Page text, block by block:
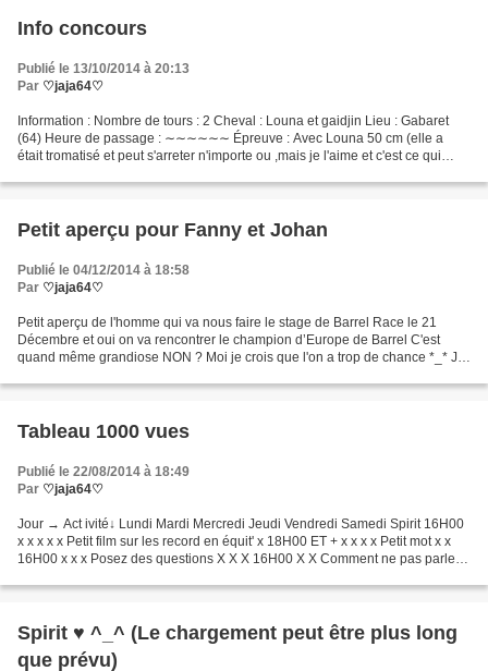
Info concours
Publié le 13/10/2014 à 20:13
Par ♡jaja64♡
Information : Nombre de tours : 2 Cheval : Louna et gaidjin Lieu : Gabaret
(64) Heure de passage : ∼∼∼∼∼∼ Épreuve : Avec Louna 50 cm (elle a
était tromatisé et peut s'arreter n'importe ou ,mais je l'aime et c'est ce qui
Petit aperçu pour Fanny et Johan
Publié le 04/12/2014 à 18:58
Par ♡jaja64♡
Petit aperçu de l'homme qui va nous faire le stage de Barrel Race le 21
Décembre et oui on va rencontrer le champion d’Europe de Barrel C'est
quand même grandiose NON ? Moi je crois que l'on a trop de chance *_* J'ai
Tableau 1000 vues
Publié le 22/08/2014 à 18:49
Par ♡jaja64♡
Jour → Act ivité↓ Lundi Mardi Mercredi Jeudi Vendredi Samedi Spirit 16H00
x x x x x Petit film sur les record en équit' x 18H00 ET + x x x x Petit mot x x
16H00 x x x Posez des questions X X X 16H00 X X Comment ne pas parler
Spirit ♥ ^_^ (Le chargement peut être plus long
que prévu)